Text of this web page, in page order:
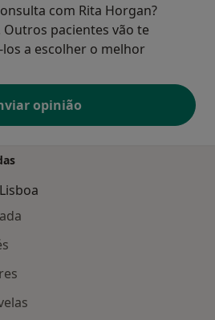
com Rita Horgan?
pacientes vão te
a escolher o melhor
opinião